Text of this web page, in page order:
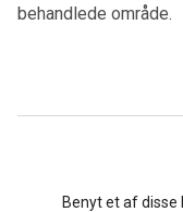
behandlede område.
Benyt et af disse